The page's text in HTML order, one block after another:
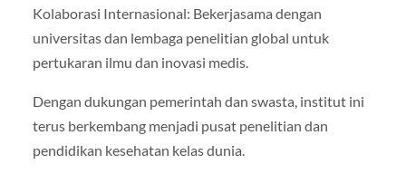
Kolaborasi Internasional: Bekerjasama dengan
universitas dan lembaga penelitian global untuk
pertukaran ilmu dan inovasi medis.
Dengan dukungan pemerintah dan swasta, institut ini
terus berkembang menjadi pusat penelitian dan
pendidikan kesehatan kelas dunia.